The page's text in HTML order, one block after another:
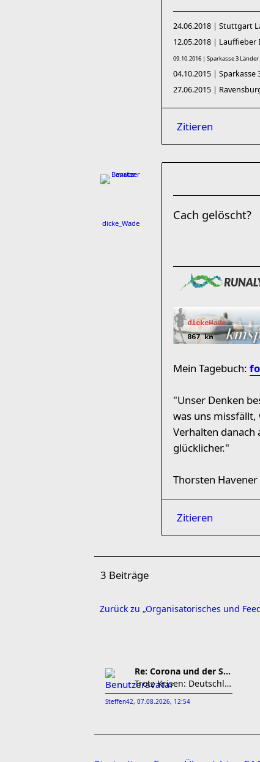
24.06.2018 | Stuttgart
12.05.2018 | Lauffieber
09.10.2016 | Sparkasse 3
04.10.2015 |
27.06.2015 |
Zitieren
dicke_Wade
Cach gelöscht?
Mein Tagebuch:
"Unser Denken
was uns missfällt,
Verhalten danach
glücklicher."
Thorsten Havener
Zitieren
3 Beiträge
Zurück zu „Organisatorisches und
Re: Corona und der Sport
Trotz Krisen: Deutschland exportiert im Juni mehr
Steffen42, 07.08.2026, 12:54